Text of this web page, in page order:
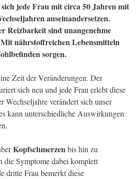
jede Frau mit circa 50 Jahren mit
auseinandersetzen.
Reizbarkeit sind unangenehme
nährstoffreichen Lebensmitteln
sorgen.
Zeit der Veränderungen. Der
sich neu und jede Frau erlebt diese
Wechseljahre verändert sich unser
kann unterschiedliche Auswirkungen
Kopfschmerzenbis hin zu
die Symptome dabei komplett
dritte Frau bemerkt diese